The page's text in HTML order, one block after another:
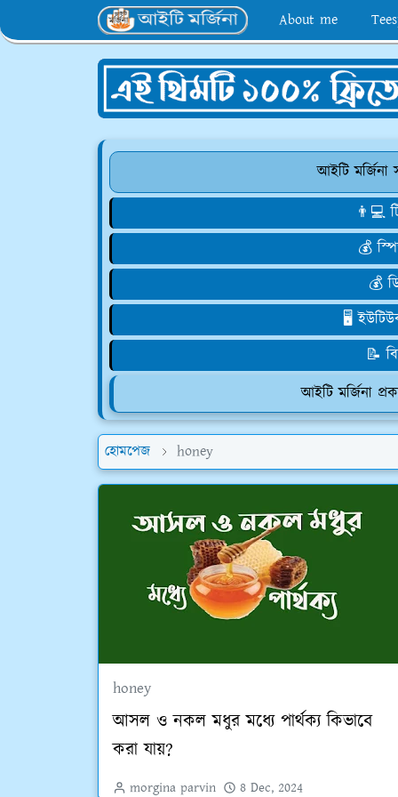
About me
আইটি মর্জিনা
👨💻
💰
💰
🖥️
📝
আইটি মর্জিনা
হোমপেজ honey
honey
আসল ও নকল মধুর মধ্যে পার্থক্য কিভাবে
করা যায়?
morgina parvin 8 Dec, 2024